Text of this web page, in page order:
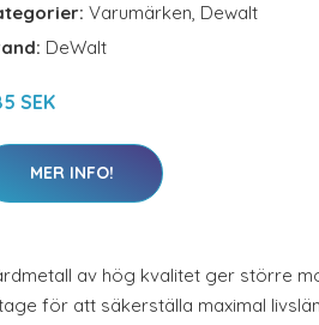
Varumärken, Dewalt
DeWalt
SEK
MER INFO!
av hög kvalitet ger större
för att säkerställa maximal